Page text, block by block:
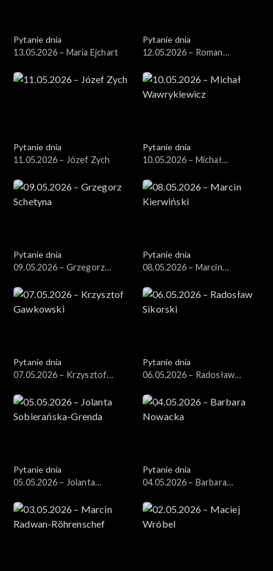
Pytanie dnia
13.05.2026 – Maria Ejchart
Pytanie dnia
12.05.2026 – Roman
Pytanie dnia
11.05.2026 – Józef Zych
Pytanie dnia
10.05.2026 – Michał
Pytanie dnia
09.05.2026 – Grzegorz
Pytanie dnia
08.05.2026 – Marcin
Pytanie dnia
07.05.2026 – Krzysztof
Pytanie dnia
06.05.2026 – Radosław
Pytanie dnia
05.05.2026 – Jolanta
Pytanie dnia
04.05.2026 – Barbara